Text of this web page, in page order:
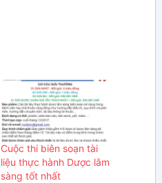
Cuộc thi biên soạn tài
liệu thực hành Dược lâm
sàng tốt nhất